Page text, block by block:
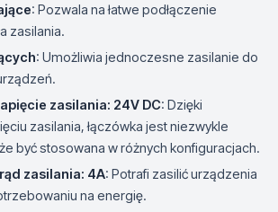
: Pozwala na łatwe podłączenie
zasilania.
: Umożliwia jednoczesne zasilanie do
zasilania: 24V DC: Dzięki
zasilania, łączówka jest niezwykle
być stosowana w różnych konfiguracjach.
zasilania: 4A: Potrafi zasilić urządzenia
na energię.